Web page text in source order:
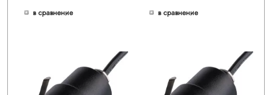
в сравнение
в сравнение